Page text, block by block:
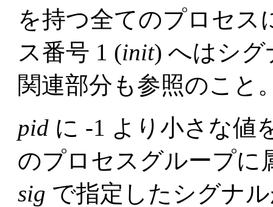
を持つ全てのプロセス
ス番号 1 (init) へはシ
関連部分も参照のこと
pid に -1 より小さな値
のプロセスグループに
sig で指定したシグナ